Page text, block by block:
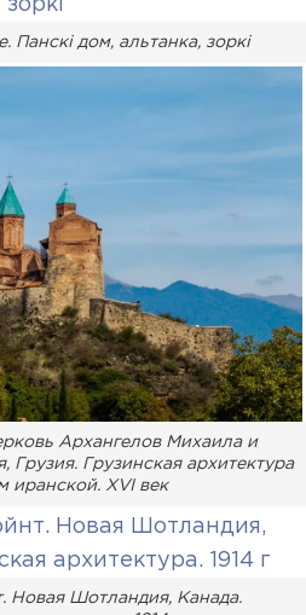
Панскі дом, альтанка, зоркі
Архангелов Михаила и
Грузия. Грузинская архитектура
иранской. XVI век
Новая Шотландия, Канада.